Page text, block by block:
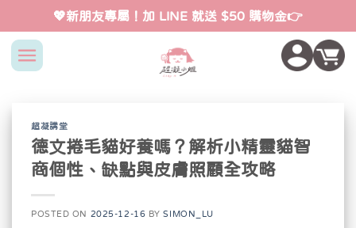
content
💖新朋友專屬！加 LINE 就送 $50 購物金👉
超凝講堂
德文捲毛貓好養嗎？解析小精靈貓智
商個性、缺點與皮膚照顧全攻略
POSTED ON 2025-12-16 BYSIMON_LU